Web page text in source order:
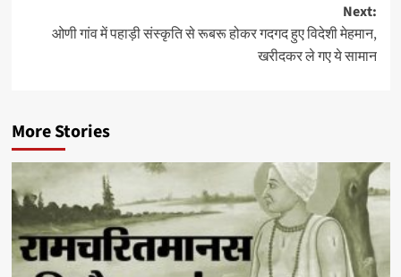
Next:
ओणी गांव में पहाड़ी संस्कृति से रूबरू होकर गदगद हुए विदेशी मेहमान,
खरीदकर ले गए ये सामान
More Stories